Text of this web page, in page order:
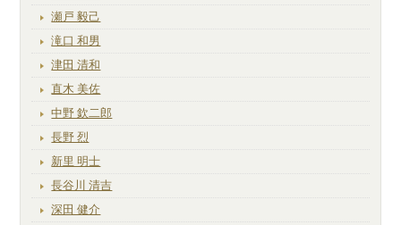
瀬戸 毅己
滝口 和男
津田 清和
直木 美佐
中野 欽二郎
長野 烈
新里 明士
長谷川 清吉
深田 健介